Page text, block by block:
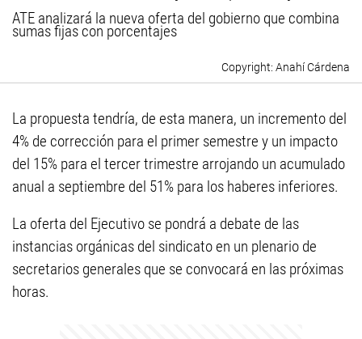
ATE analizará la nueva oferta del gobierno que combina
sumas fijas con porcentajes
Anahí Cárdena
La propuesta tendría, de esta manera, un incremento del
4% de corrección para el primer semestre y un impacto
del 15% para el tercer trimestre arrojando un acumulado
anual a septiembre del 51% para los haberes inferiores.
La oferta del Ejecutivo se pondrá a debate de las
instancias orgánicas del sindicato en un plenario de
secretarios generales que se convocará en las próximas
horas.